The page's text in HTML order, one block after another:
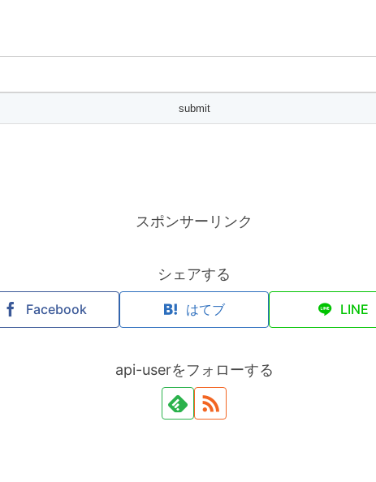
スポンサーリンク
シェアする
Facebook はてブ LINE
api-userをフォローする